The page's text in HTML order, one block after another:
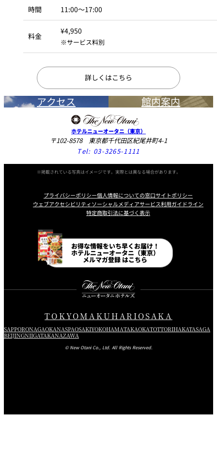
時間 11:00～17:00
料金
¥4,950
※サービス料別
詳しくはこちら
アクセス 館内案内
ホテルニューオータニ（東京）
〒102-8578 東京都千代田区紀尾井町4-1
Tel: 03-3265-1111
※掲載されている写真はイメージです。実際とは異なる場合があります。
プライバシーポリシー個人情報についての窓口サイトポリシー
ウェブアクセシビリティソーシャルメディアサービス利用ガイドライン
特定商取引法に基づく表示
お得な情報をいち早くお届け！
ホテルニューオータニ（東京）
メルマガ登録 はこちら
TOKYOMAKUHARIOSAKA
SAPPORONAGAOKANASPAOSAKIYOKOHAMATAKAOKATOTTORIHAKATASAGA
BEIJINGNIIGATAKANAZAWA
© New Otani Co., Ltd. All Rights Reserved.